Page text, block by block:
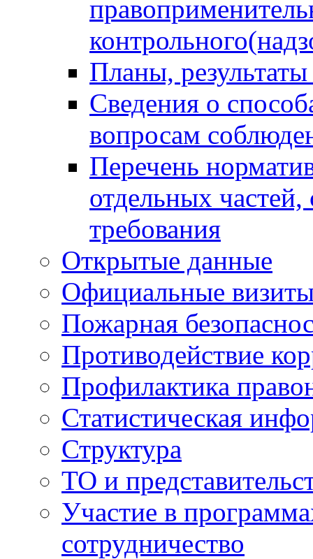
Планы,
Сведения о
вопросам
Перечень
отдельных
требования
Открытые данные
Официальные
Пожарная
Противодействие
Профилактика
Статистическая
Структура
ТО и
Участие в
сотрудничество